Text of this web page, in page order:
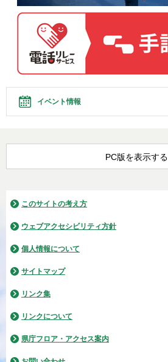
イベント情報
PC版を表示する
このサイトの考え方
ウェブアクセシビリティ方針
個人情報について
サイトマップ
リンク集
リンクについて
県庁フロア・アクセス案内